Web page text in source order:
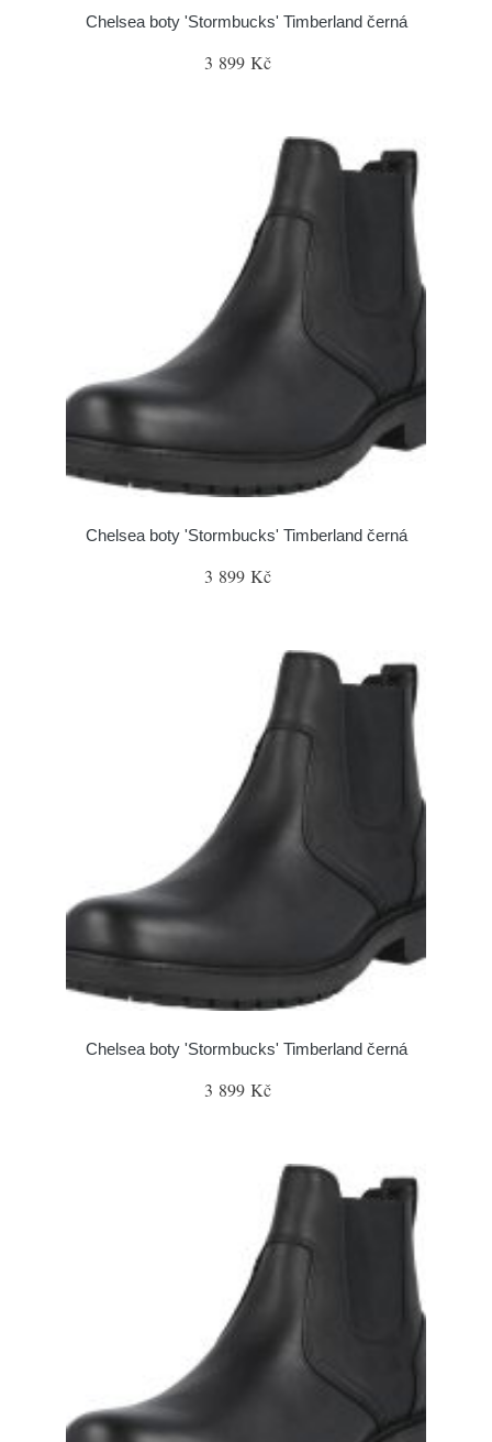
Chelsea boty 'Stormbucks' Timberland černá
3 899 Kč
Chelsea boty 'Stormbucks' Timberland černá
3 899 Kč
Chelsea boty 'Stormbucks' Timberland černá
3 899 Kč